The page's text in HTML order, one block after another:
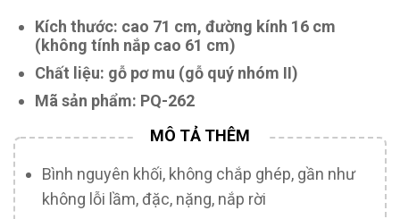
Kích thước: cao 71 cm, đường kính 16 cm
(không tính nắp cao 61 cm)
Chất liệu: gỗ pơ mu (gỗ quý nhóm II)
Mã sản phẩm: PQ-262
Bình nguyên khối, không chắp ghép, gần như
không lỗi lầm, đặc, nặng, nắp rời